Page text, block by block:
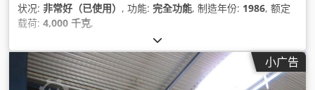
状况: 非常好（已使用） , 功能: 完全功能, 制造年份: 1986, 额定
载荷: 4,000 千克,
小广告